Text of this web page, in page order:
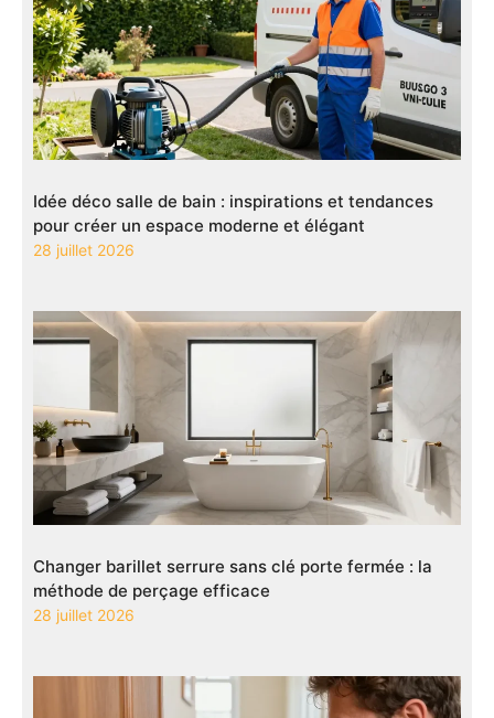
Idée déco salle de bain : inspirations et tendances
pour créer un espace moderne et élégant
28 juillet 2026
Changer barillet serrure sans clé porte fermée : la
méthode de perçage efficace
28 juillet 2026